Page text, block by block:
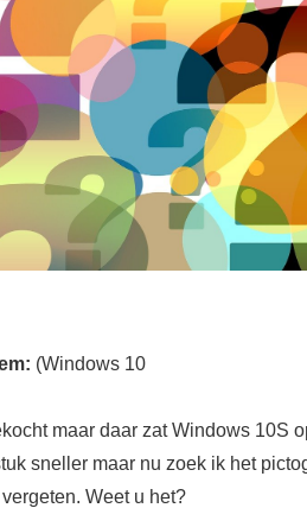
(Windows 10
maar daar zat Windows 10S
sneller maar nu zoek ik het
Weet u het?